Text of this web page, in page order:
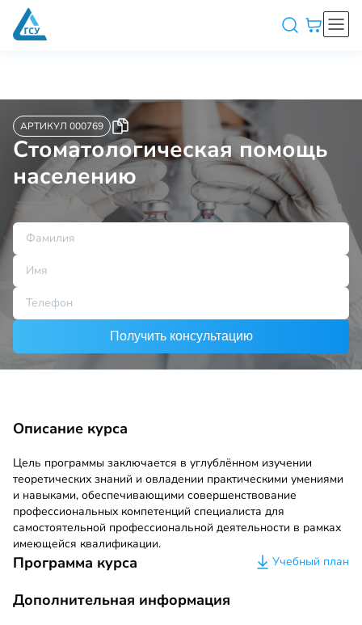
АРТИКУЛ 000769
Стоматологическая помощь
населению
Получить консультацию
Описание курса
Цель программы заключается в углублённом изучении
теоретических знаний и овладении практическими умениями
и навыками, обеспечивающими совершенствование
профессиональных компетенций специалиста для
самостоятельной профессиональной деятельности в рамках
имеющейся квалификации.
Программа курса Учебный план
Дополнительная информация